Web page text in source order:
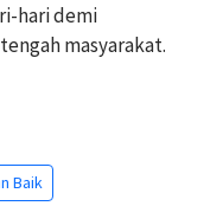
hari demi
masyarakat.
Baik